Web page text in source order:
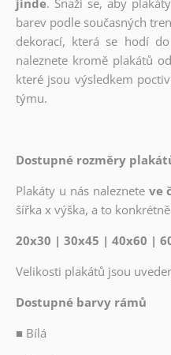
jinde. Snaží se, aby
barev podle současných
dekorací, která se hodí
naleznete kromě plakátů
které jsou výsledkem
týmu.
Dostupné rozměry
Plakáty u nás naleznete ve
šířka x výška, a to
20x30 | 30x45 | 40x60 |
Velikosti plakátů jsou
Dostupné barvy rámů
■ Bílá